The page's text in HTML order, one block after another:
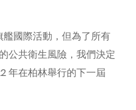
艦國際活動，但為了所有
公共衛生風險，我們決定
年在柏林舉行的下一屆